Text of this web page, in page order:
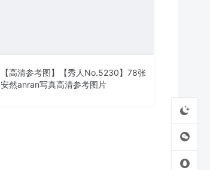
【高清参考图】【秀人No.5230】78张
安然anran写真高清参考图片